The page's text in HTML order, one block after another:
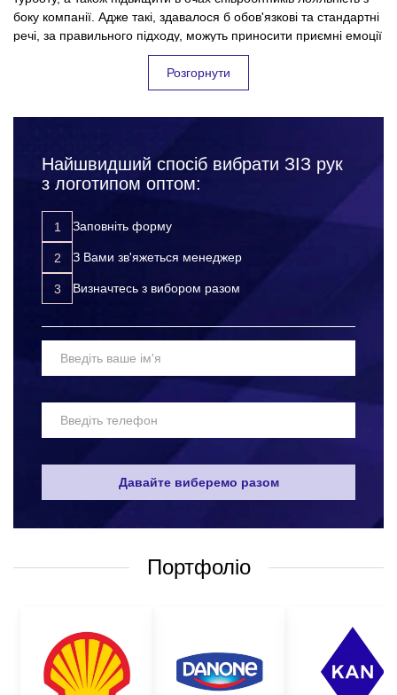
боку компанії. Адже такі, здавалося б обов'язкові та стандартні
речі, за правильного підходу, можуть приносити приємні емоції
для колективу, і безумовно користь для підприємства. Всі
успішні фірми, які дбають про своїх співробітників та їхню
безпеку на робочому місці – дуже відповідально підходять до
оптом, Ви:захищаєте своїх працівників від нещасних випадків,
травм та інших неприємних ситуацій на робочому місці;
підвищуєте лояльність до компанії з боку співробітників;
розвиваєте корпоративну культуру;
просуваєте свій бренд за допомогою додаткової
реклами.
з логотипом – одне з найскладніших завдань. Адже, такі
Засоби захисту повинні захищати руки від небезпечних
уражень. Якісні матеріали та технології виготовлення
рукавичок для будівельних робіт оптом не дозволяють
травмувати працівника, і при цьому не викликатимуть
складно визначити універсальний набір засобів захисту, який
би підійшов в усіх сферах. Але найпоширенішими варіантами
робочі рукавиці;
латексні рукавички і багато іншого.
Все це лише невеликий перелік того, чим можна убезпечити
Розгорнути
Найшвидший спосіб вибрати ЗІЗ рук
з логотипом оптом:
Заповніть форму
З Вами зв'яжеться менеджер
Визначтесь з вибором разом
Давайте виберемо разом
Портфоліо